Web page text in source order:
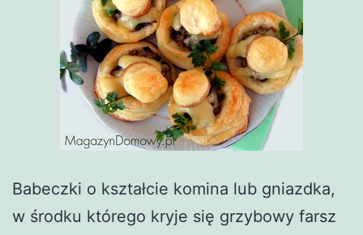
Babeczki o kształcie komina lub gniazdka,
w środku którego kryje się grzybowy farsz